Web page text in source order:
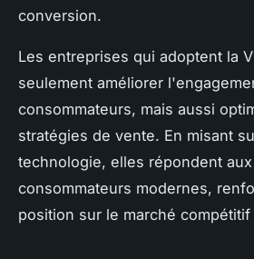
conversion.
Les entreprises qui adoptent la
seulement améliorer
consommateurs, mais aussi
stratégies de vente. En misant
technologie, elles répondent
consommateurs modernes,
position sur le marché